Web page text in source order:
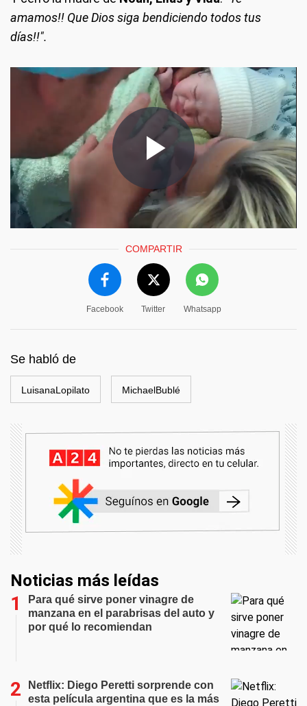
amamos!! Que Dios siga bendiciendo todos tus
días!!".
COMPARTIR
Facebook Twitter Whatsapp
Se habló de
LuisanaLopilato MichaelBublé
Noticias más leídas
Para qué sirve poner vinagre de
manzana en el parabrisas del auto y
por qué lo recomiendan
Netflix: Diego Peretti sorprende con
esta película argentina que es la más